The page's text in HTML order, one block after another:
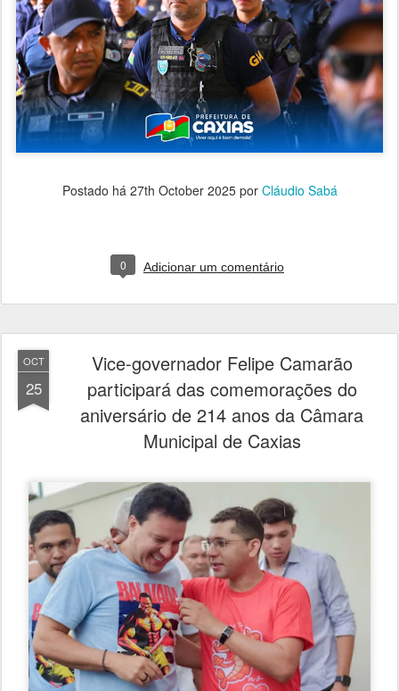
Postado há 27th October 2025por Cláudio Sabá
0 Adicionar um comentário
OCT
25
Vice-governador Felipe Camarão
participará das comemorações do
aniversário de 214 anos da Câmara
Municipal de Caxias